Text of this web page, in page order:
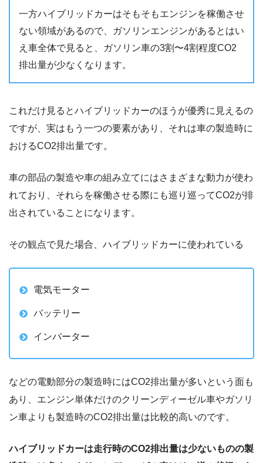
一方ハイブリッドカーはそもそもエンジンを稼働させ
ない領域があるので、ガソリンエンジンがあるとはい
え車全体で見ると、ガソリン車の3割〜4割程度CO2
排出量が少なくなります。
これだけ見るとハイブリッドカーのほうが優秀に見えるの
ですが、実はもう一つの要素があり、それは車の製造時に
おけるCO2排出量です。
車の部品の製造や車の組み立てにはさまざまな動力が使わ
れており、それらを稼働させる際にも巡り巡ってCO2が排
出されていることになります。
その観点で見た場合、ハイブリッドカーに使われている
電気モーター
バッテリー
インバーター
などの電動部分の製造時にはCO2排出量が多いという面も
あり、エンジン単体だけのクリーンディーゼル車やガソリ
ン車よりも製造時のCO2排出量は比較的高いのです。
ハイブリッドカーは走行時のCO2排出量は少ないものの製